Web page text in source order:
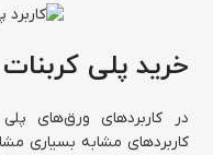
خرید پلی کربنات
در کاربردهای ورق‌های
کاربردهای مشابه بسیاری